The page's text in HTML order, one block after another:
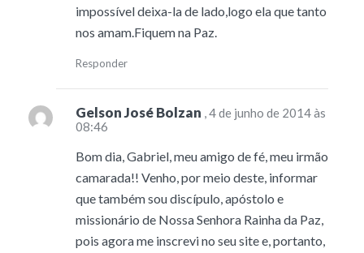
impossível deixa-la de lado,logo ela que tanto
nos amam.Fiquem na Paz.
Responder
Gelson José Bolzan , 4 de junho de 2014 às
08:46
Bom dia, Gabriel, meu amigo de fé, meu irmão
camarada!! Venho, por meio deste, informar
que também sou discípulo, apóstolo e
missionário de Nossa Senhora Rainha da Paz,
pois agora me inscrevi no seu site e, portanto,